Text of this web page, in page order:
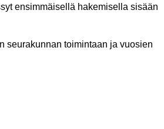
ensimmäisellä hakemisella sisään
seurakunnan toimintaan ja vuosien